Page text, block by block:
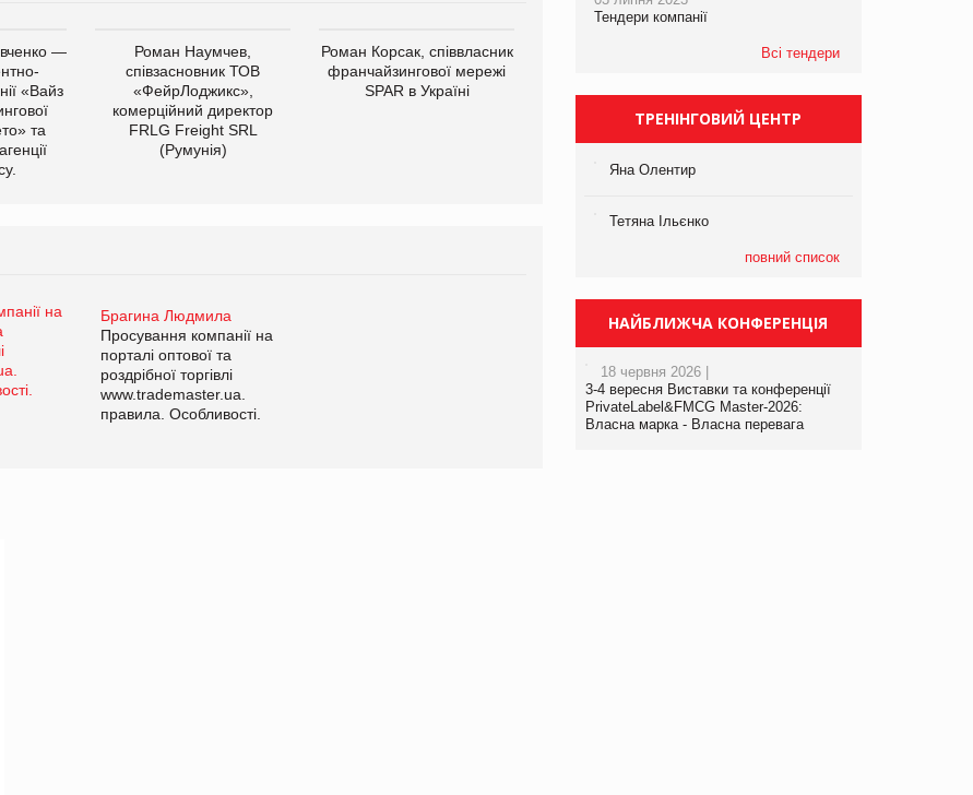
—
«Вайз
та
Роман Наумчев,
співзасновник ТОВ
«ФейрЛоджикс»,
комерційний директор
FRLG Freight SRL
(Румунія)
Роман Корсак, співвласник
франчайзингової мережі
SPAR в Україні
виробництва
Яна Сараніна, директор
Брагина Людмила
Просування компанії на
порталі оптової та
роздрібної торгівлі
www.trademaster.ua.
правила. Особливості.
Брагина Людмила
торгівлі www.trademaster.ua.
правила. Особливості.
Рекомендації
Тендери компанії
Всі тендери
ТРЕНІНГОВИЙ ЦЕНТР
Яна Олентир
Тетяна Ільєнко
повний список
НАЙБЛИЖЧА КОНФЕРЕНЦІЯ
18 червня 2026 |
3-4 вересня Виставки та конференції
PrivateLabel&FMCG Master-2026:
Власна марка - Власна перевага